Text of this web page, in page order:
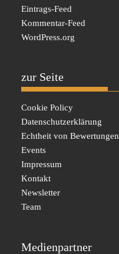
Eintrags-Feed
Kommentar-Feed
WordPress.org
zur Seite
Cookie Policy
Datenschutzerklärung
Echtheit von Bewertungen
Events
Impressum
Kontakt
Newsletter
Team
Medienpartner